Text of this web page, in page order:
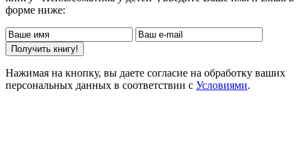
форме ниже:
Нажимая на кнопку, вы даете согласие на обработку ваших
персональных данных в соответствии с Условиями.